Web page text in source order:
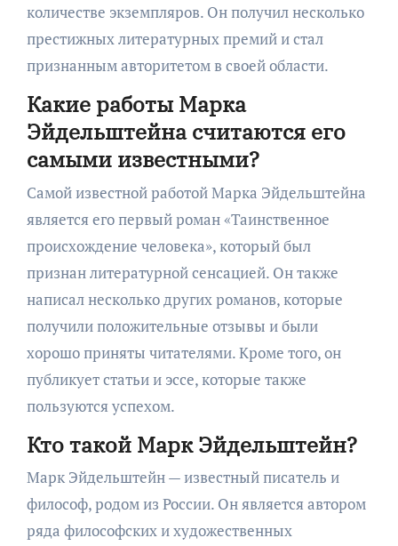
количестве экземпляров. Он получил несколько
престижных литературных премий и стал
признанным авторитетом в своей области.
Какие работы Марка
Эйдельштейна считаются его
самыми известными?
Самой известной работой Марка Эйдельштейна
является его первый роман «Таинственное
происхождение человека», который был
признан литературной сенсацией. Он также
написал несколько других романов, которые
получили положительные отзывы и были
хорошо приняты читателями. Кроме того, он
публикует статьи и эссе, которые также
пользуются успехом.
Кто такой Марк Эйдельштейн?
Марк Эйдельштейн — известный писатель и
философ, родом из России. Он является автором
ряда философских и художественных